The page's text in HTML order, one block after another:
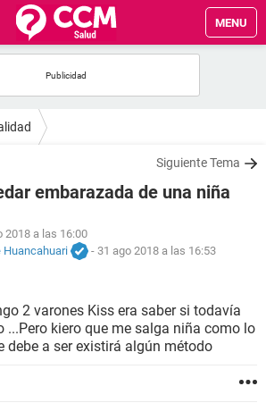
MENU
Siguiente Tema
embarazada de una niña
2018 a las 16:00
Huancahuari
- 31 ago 2018 a las 16:53
2 varones Kiss era saber si todavía
...Pero kiero que me salga niña como lo
debe a ser existirá algún método